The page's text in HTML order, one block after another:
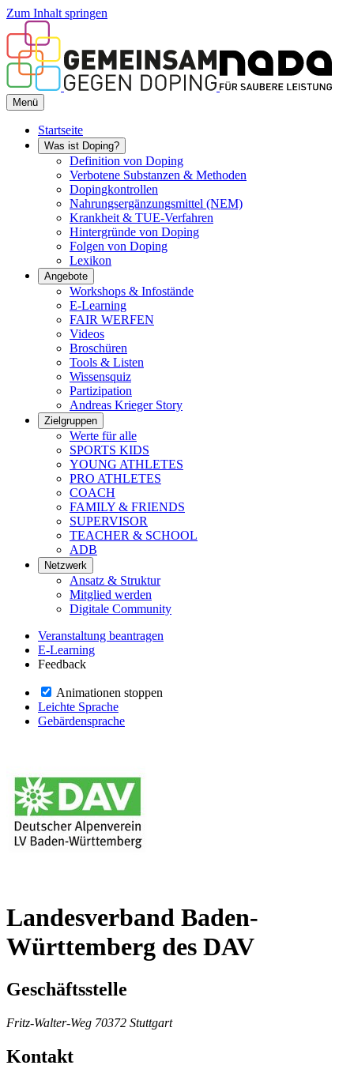
Zum Inhalt springen
Menü
Startseite
Was ist Doping?
Definition von Doping
Verbotene Substanzen & Methoden
Dopingkontrollen
Nahrungsergänzungsmittel (NEM)
Krankheit & TUE-Verfahren
Hintergründe von Doping
Folgen von Doping
Lexikon
Angebote
Workshops & Infostände
E-Learning
FAIR WERFEN
Videos
Broschüren
Tools & Listen
Wissensquiz
Partizipation
Andreas Krieger Story
Zielgruppen
Werte für alle
SPORTS KIDS
YOUNG ATHLETES
PRO ATHLETES
COACH
FAMILY & FRIENDS
SUPERVISOR
TEACHER & SCHOOL
ADB
Netzwerk
Ansatz & Struktur
Mitglied werden
Digitale Community
Veranstaltung beantragen
E-Learning
Feedback
Animationen stoppen
Leichte Sprache
Gebärdensprache
Landesverband Baden-
Württemberg des DAV
Geschäftsstelle
Fritz-Walter-Weg 70372 Stuttgart
Kontakt